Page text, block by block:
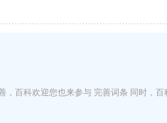
，百科欢迎您也来参与 完善词条 同时，